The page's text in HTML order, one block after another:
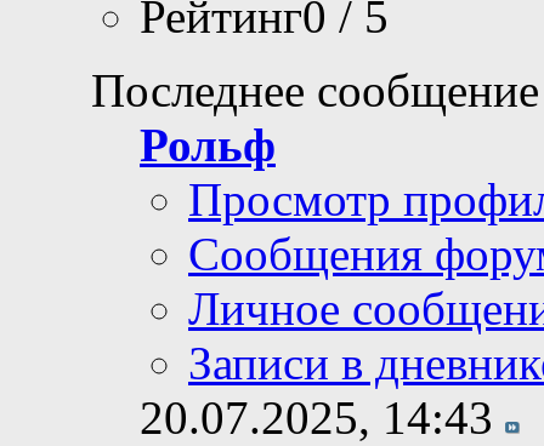
Рейтинг0 / 5
Последнее
Рольф
Просмотр
Сообщения
Личное
Записи в
20.07.2025, 14:43